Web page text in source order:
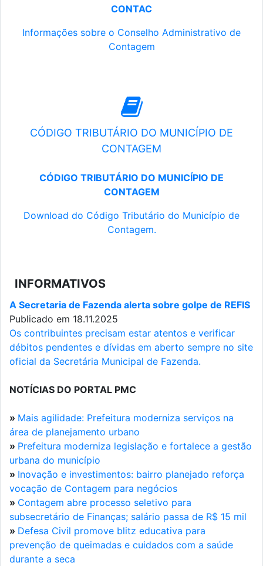
CONTAC
Informações sobre o Conselho Administrativo de
Contagem
CÓDIGO TRIBUTÁRIO DO MUNICÍPIO DE
CONTAGEM
CÓDIGO TRIBUTÁRIO DO MUNICÍPIO DE
CONTAGEM
Download do Código Tributário do Município de
Contagem.
INFORMATIVOS
A Secretaria de Fazenda alerta sobre golpe de REFIS
Publicado em 18.11.2025
Os contribuintes precisam estar atentos e verificar
débitos pendentes e dívidas em aberto sempre no site
oficial da Secretária Municipal de Fazenda.
NOTÍCIAS DO PORTAL PMC
» Mais agilidade: Prefeitura moderniza serviços na
área de planejamento urbano
» Prefeitura moderniza legislação e fortalece a gestão
urbana do município
» Inovação e investimentos: bairro planejado reforça
vocação de Contagem para negócios
» Contagem abre processo seletivo para
subsecretário de Finanças; salário passa de R$ 15 mil
» Defesa Civil promove blitz educativa para
prevenção de queimadas e cuidados com a saúde
durante a seca